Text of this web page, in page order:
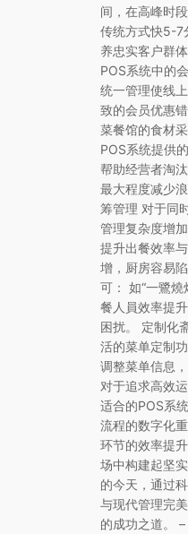
间，在高峰时
传统方式快5-7
养忠实客户群
POS系统中的
统一管理使线
致的会员优惠
菜餐馆的食材
POS系统提供
帮助经营者淘
最大程度减少
筹管理 对于同
管理复杂度增
提升出餐效率
增，厨房容易
可： 如“一鷺
餐人員效率提
困扰。 定制化
活的菜单定制
调整菜单信息
对于追求高效
适合的POS系
流程的数字化
环节的效率提
场中构建起坚
的今天，通过
与现代管理完
的成功之道。